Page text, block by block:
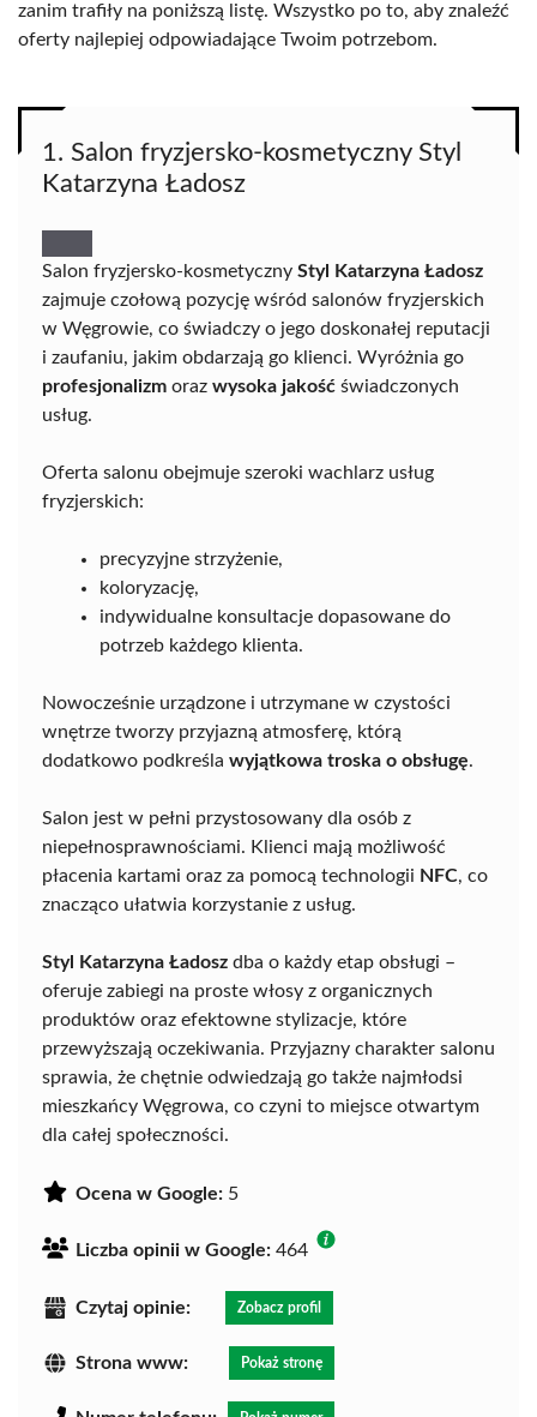
zanim trafiły na poniższą listę. Wszystko po to, aby znaleźć
oferty najlepiej odpowiadające Twoim potrzebom.
1. Salon fryzjersko-kosmetyczny Styl
Katarzyna Ładosz
Salon fryzjersko-kosmetyczny Styl Katarzyna Ładosz
zajmuje czołową pozycję wśród salonów fryzjerskich
w Węgrowie, co świadczy o jego doskonałej reputacji
i zaufaniu, jakim obdarzają go klienci. Wyróżnia go
profesjonalizm oraz wysoka jakość świadczonych
usług.
Oferta salonu obejmuje szeroki wachlarz usług
fryzjerskich:
precyzyjne strzyżenie,
koloryzację,
indywidualne konsultacje dopasowane do
potrzeb każdego klienta.
Nowocześnie urządzone i utrzymane w czystości
wnętrze tworzy przyjazną atmosferę, którą
dodatkowo podkreśla wyjątkowa troska o obsługę.
Salon jest w pełni przystosowany dla osób z
niepełnosprawnościami. Klienci mają możliwość
płacenia kartami oraz za pomocą technologii NFC, co
znacząco ułatwia korzystanie z usług.
Styl Katarzyna Ładosz dba o każdy etap obsługi –
oferuje zabiegi na proste włosy z organicznych
produktów oraz efektowne stylizacje, które
przewyższają oczekiwania. Przyjazny charakter salonu
sprawia, że chętnie odwiedzają go także najmłodsi
mieszkańcy Węgrowa, co czyni to miejsce otwartym
dla całej społeczności.
Ocena w Google: 5
Liczba opinii w Google: 464
Czytaj opinie: Zobacz profil
Strona www: Pokaż stronę